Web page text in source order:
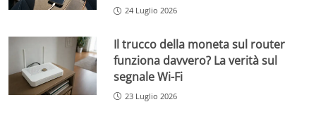
24 Luglio 2026
Il trucco della moneta sul router
funziona davvero? La verità sul
segnale Wi-Fi
23 Luglio 2026